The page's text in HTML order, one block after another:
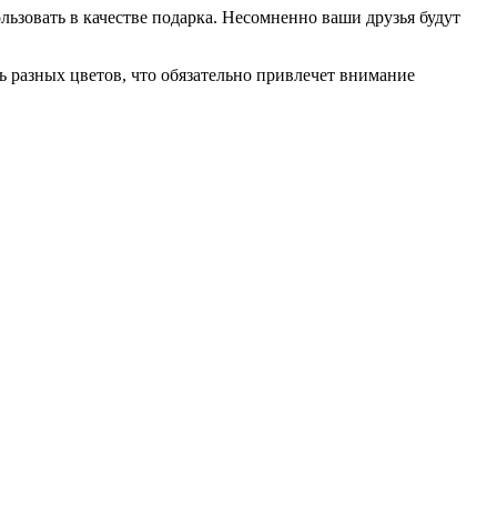
в качестве подарка. Несомненно ваши друзья будут
цветов, что обязательно привлечет внимание